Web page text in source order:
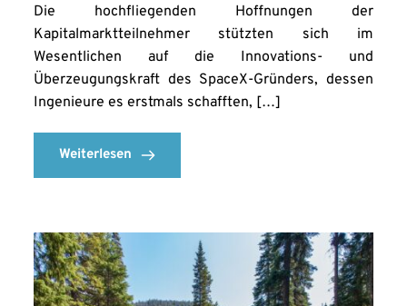
Die hochfliegenden Hoffnungen der
Kapitalmarktteilnehmer stützten sich im
Wesentlichen auf die Innovations- und
Überzeugungskraft des SpaceX-Gründers, dessen
Ingenieure es erstmals schafften, […]
Weiterlesen